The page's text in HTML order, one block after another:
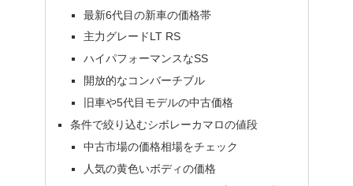
最新6代目の新車の価格帯
主力グレードLT RS
ハイパフォーマンスなSS
開放的なコンバーチブル
旧車や5代目モデルの中古価格
条件で絞り込むシボレーカマロの値段
中古市場の価格相場をチェック
人気の黄色いボディの価格